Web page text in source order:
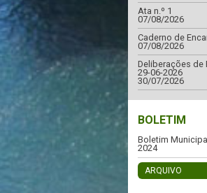
Ata n.º 1
07/08/2026
Caderno de
07/08/2026
Deliberações de
29-06-2026
30/07/2026
BOLETIM
Boletim
2024
ARQUIVO